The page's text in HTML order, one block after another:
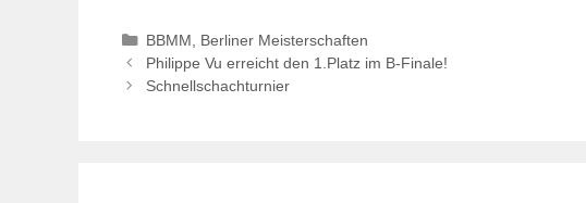
Kategorien
BBMM
Berliner Meisterschaften
Philippe Vu erreicht den 1.Platz im B-Finale!
Schnellschachturnier